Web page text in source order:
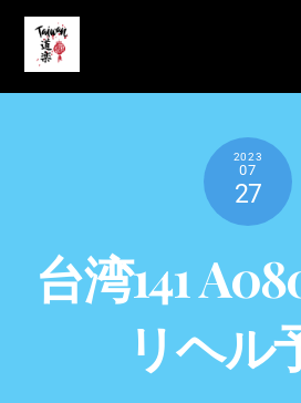
Skip
content
2023
07
27
台湾141
リヘル